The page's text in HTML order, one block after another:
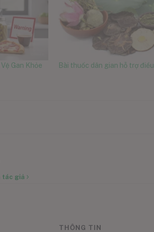
Gan Khỏe Bài thuốc dân gian hỗ trợ
tác giả
THÔNG TIN